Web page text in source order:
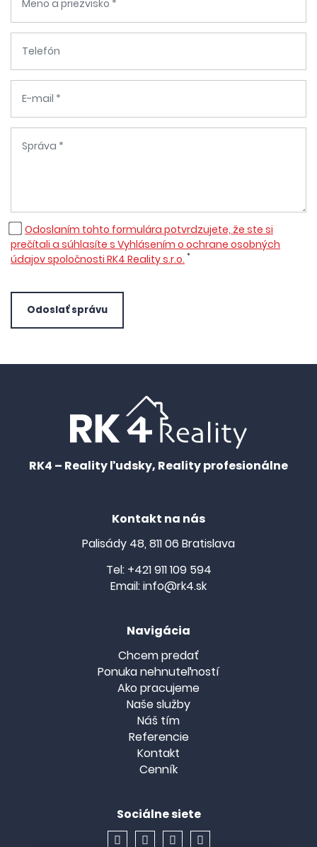
Odoslaním tohto formulára potvrdzujete, že ste si
prečítali a súhlasíte s Vyhlásením o ochrane osobných
údajov spoločnosti RK4 Reality s.r.o. *
Odoslať správu
RK4 – Reality ľudsky, Reality profesionálne
Kontakt na nás
Palisády 48, 811 06 Bratislava
Tel: +421 911 109 594
Email:info@rk4.sk
Navigácia
Chcem predať
Ponuka nehnuteľností
Ako pracujeme
Naše služby
Náš tím
Referencie
Kontakt
Cenník
Sociálne siete